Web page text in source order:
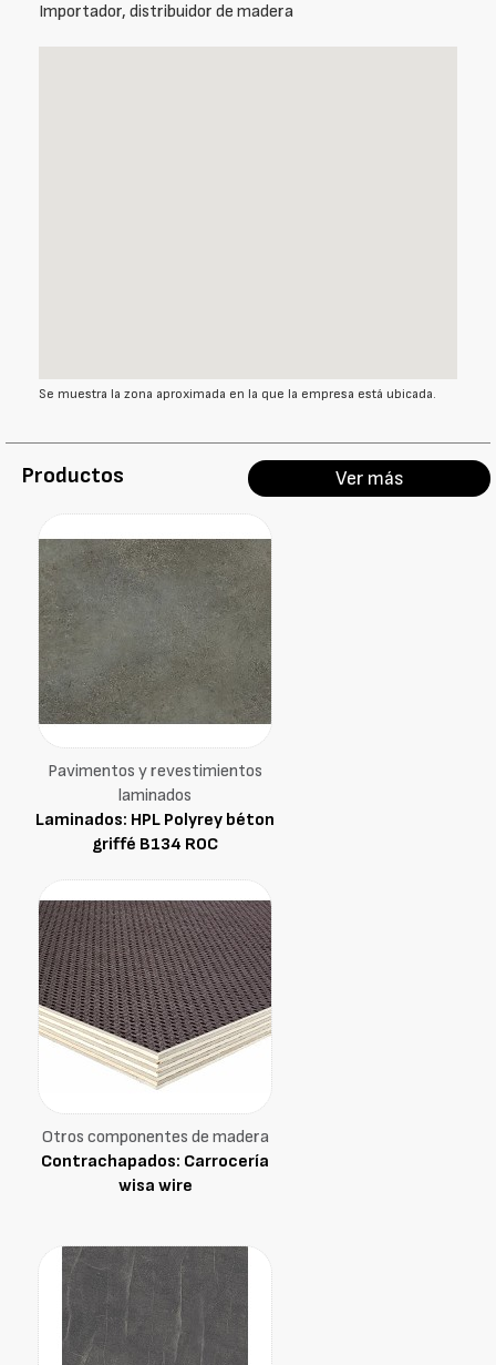
Importador, distribuidor de madera
Se muestra la zona aproximada en la que la empresa está ubicada.
Productos Ver más
Pavimentos y revestimientos
laminados
Laminados: HPL Polyrey béton
griffé B134 ROC
Otros componentes de madera
Contrachapados: Carrocería
wisa wire